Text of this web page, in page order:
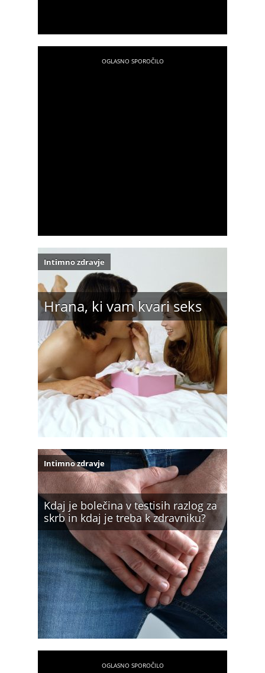
Hrana, ki vam kvari seks
Intimno zdravje
Kdaj je bolečina v testisih razlog za
skrb in kdaj je treba k zdravniku?
Intimno zdravje